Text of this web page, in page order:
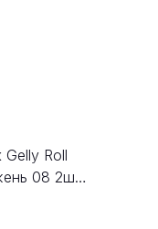
Roll
08 2шт